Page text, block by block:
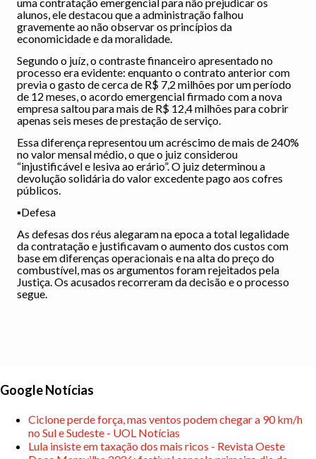
alunos, ele destacou que a administração falhou
gravemente ao não observar os princípios da
economicidade e da moralidade.
​Segundo o juíz, o contraste financeiro apresentado no
processo era evidente: enquanto o contrato anterior com
previa o gasto de cerca de R$ 7,2 milhões por um período
de 12 meses, o acordo emergencial firmado com a nova
empresa saltou para mais de R$ 12,4 milhões para cobrir
apenas seis meses de prestação de serviço.
​Essa diferença representou um acréscimo de mais de 240%
no valor mensal médio, o que o juiz considerou
“injustificável e lesiva ao erário”. ​​O juiz determinou a
devolução solidária do valor excedente pago aos cofres
públicos.
▪️Defesa
As defesas dos réus alegaram na epoca a total legalidade
da contratação e justificavam o aumento dos custos com
base em diferenças operacionais e na alta do preço do
combustível, mas os argumentos foram rejeitados pela
Justiça. Os acusados recorreram da decisão e o processo
segue.
Google Notícias
Ciclone perde força, mas ventos podem chegar a 90 km/h
no Sul e Sudeste - UOL Notícias
Lula insiste em taxação dos mais ricos - Revista Oeste